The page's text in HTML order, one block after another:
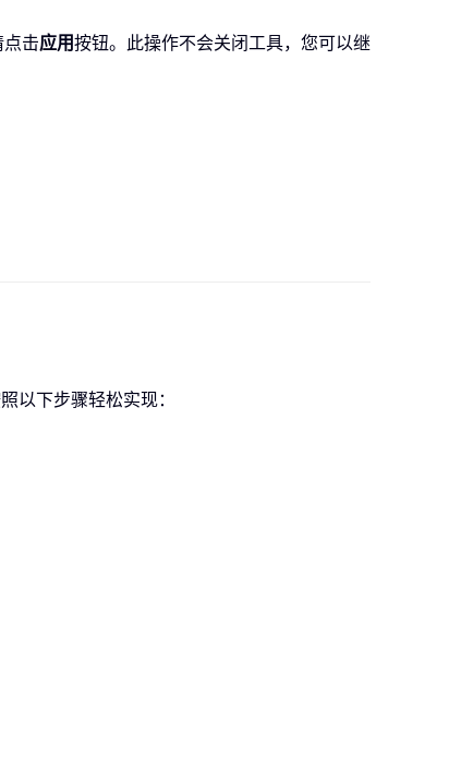
击应用按钮。此操作不会关闭工具，您可以继
以下步骤轻松实现：